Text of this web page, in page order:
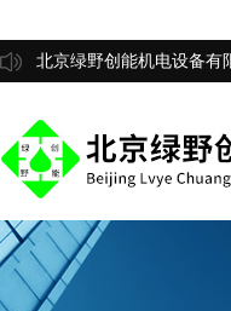
北京绿野创能机电设备有